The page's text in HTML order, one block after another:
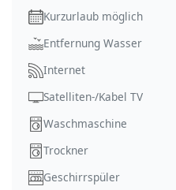
Kurzurlaub möglich
Entfernung Wasser
Internet
Satelliten-/Kabel TV
Waschmaschine
Trockner
Geschirrspüler